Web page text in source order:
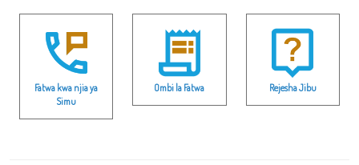
Fatwa kwa njia ya
Simu
Ombi la Fatwa Rejesha Jibu